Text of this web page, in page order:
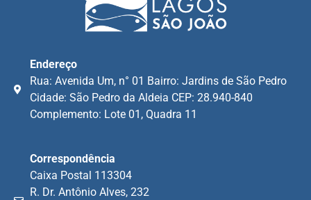
Endereço
Rua: Avenida Um, n° 01 Bairro: Jardins de São Pedro
Cidade: São Pedro da Aldeia CEP: 28.940-840
Complemento: Lote 01, Quadra 11
Correspondência
Caixa Postal 113304
R. Dr. Antônio Alves, 232